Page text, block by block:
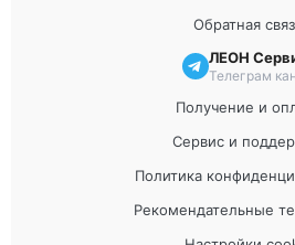
Обратная
ЛЕОН
Телеграм
Получение и
Сервис и
Политика
Рекомендательные